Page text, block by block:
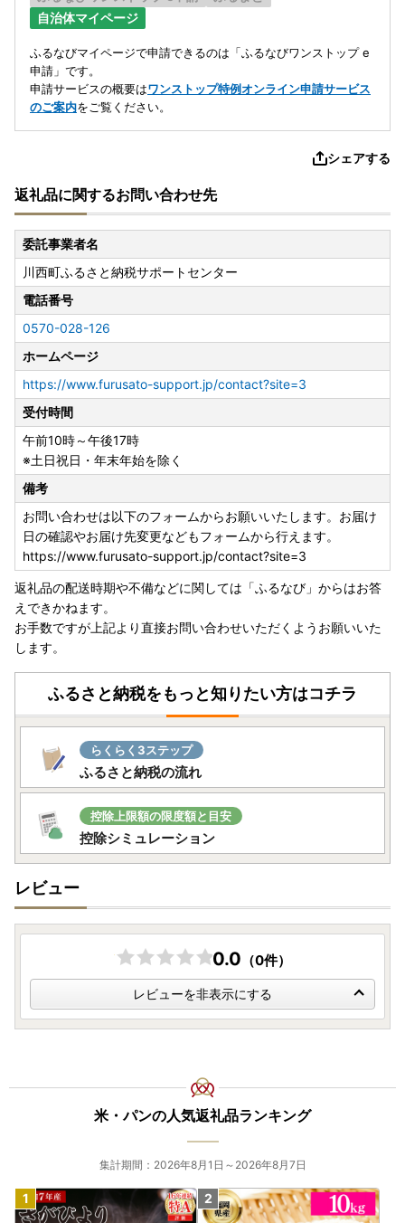
自治体マイページ
ふるなびマイページで申請できるのは「ふるなびワンストップ e
申請」です。
申請サービスの概要はワンストップ特例オンライン申請サービス
のご案内をご覧ください。
シェアする
返礼品に関するお問い合わせ先
委託事業者名
川西町ふるさと納税サポートセンター
電話番号
0570-028-126
ホームページ
https://www.furusato-support.jp/contact?site=3
受付時間
午前10時～午後17時
※土日祝日・年末年始を除く
備考
お問い合わせは以下のフォームからお願いいたします。お届け
日の確認やお届け先変更などもフォームから行えます。
https://www.furusato-support.jp/contact?site=3
返礼品の配送時期や不備などに関しては「ふるなび」からはお答
えできかねます。
お手数ですが上記より直接お問い合わせいただくようお願いいた
します。
ふるさと納税をもっと知りたい方はコチラ
らくらく3ステップ
ふるさと納税の流れ
控除上限額の限度額と目安
控除シミュレーション
レビュー
0.0 （0件）
レビューを非表示にする
米・パンの人気返礼品ランキング
集計期間：2026年8月1日～2026年8月7日